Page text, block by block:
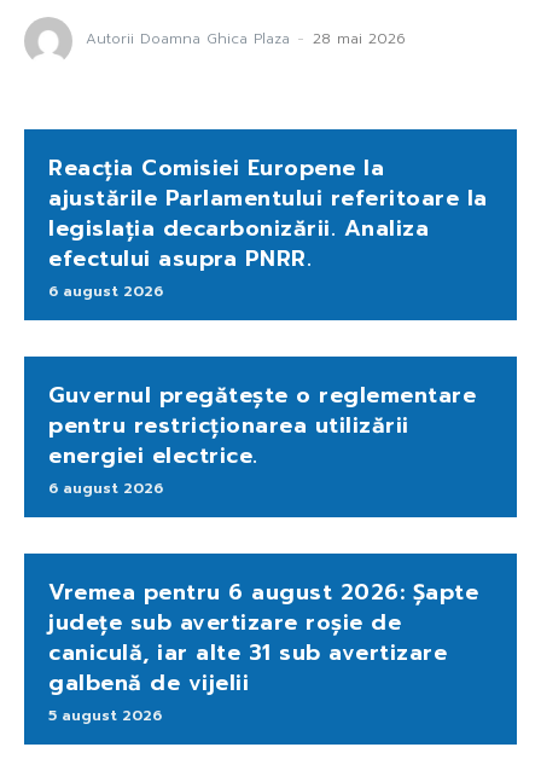
Autorii Doamna Ghica Plaza - 28 mai 2026
Reacția Comisiei Europene la
ajustările Parlamentului referitoare la
legislația decarbonizării. Analiza
efectului asupra PNRR.
6 august 2026
Guvernul pregătește o reglementare
pentru restricționarea utilizării
energiei electrice.
6 august 2026
Vremea pentru 6 august 2026: Șapte
județe sub avertizare roșie de
caniculă, iar alte 31 sub avertizare
galbenă de vijelii
5 august 2026